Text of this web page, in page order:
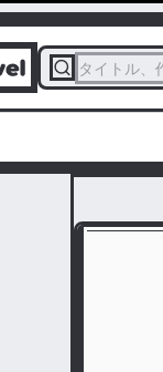
タイトル、